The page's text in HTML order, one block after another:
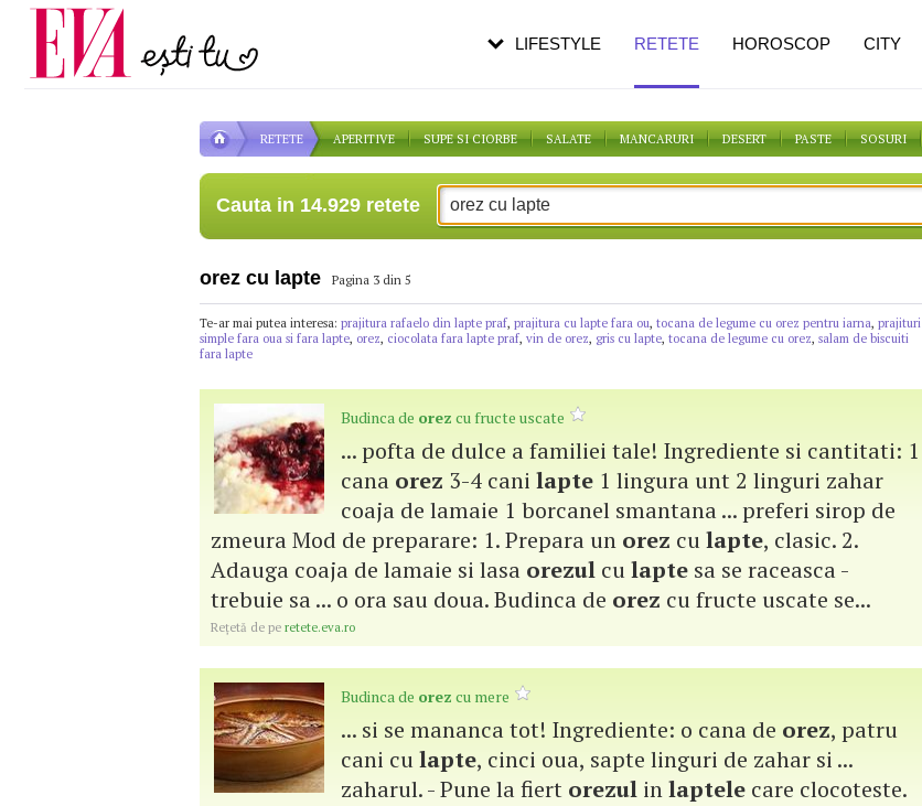
RETETE APERITIVE SUPE SI CIORBE SALATE MANCARURI DESERT PASTE SOSURI
Cauta in 14.929 retete
orez cu lapte Pagina 3 din 5
Te-ar mai putea interesa: prajitura rafaelo din lapte praf, prajitura cu lapte fara ou, tocana de legume cu orez pentru iarna, prajituri
simple fara oua si fara lapte, orez, ciocolata fara lapte praf, vin de orez, gris cu lapte, tocana de legume cu orez, salam de biscuiti
fara lapte
Budinca de orez cu fructe uscate
... pofta de dulce a familiei tale! Ingrediente si cantitati: 1
cana orez 3-4 cani lapte 1 lingura unt 2 linguri zahar
coaja de lamaie 1 borcanel smantana ... preferi sirop de
zmeura Mod de preparare: 1. Prepara un orez culapte, clasic. 2.
Adauga coaja de lamaie si lasa orezul culapte sa se raceasca -
trebuie sa ... o ora sau doua. Budinca de orez cu fructe uscate se...
Reţetă de pe retete.eva.ro
Budinca de orez cu mere
... si se mananca tot! Ingrediente: o cana de orez, patru
cani culapte, cinci oua, sapte linguri de zahar si ...
zaharul. - Pune la fiert orezul inlaptele care clocoteste.
LIFESTYLE RETETE HOROSCOP CITY
Carieră
Actualitate